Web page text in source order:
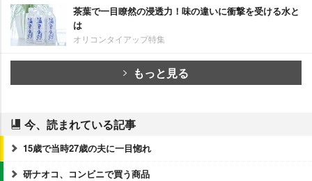
茶葉で一目瞭然の浸透力！味の違いに衝撃を受ける水と
は
オリコンタイアップ特集
もっと見る
今、読まれている記事
15歳で当時27歳の夫に一目惚れ
研ナオコ、コンビニで買う商品